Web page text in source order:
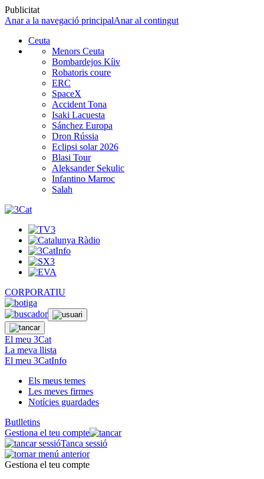
Publicitat
Anar a la navegació principalAnar al contingut
Ceuta
Menors Ceuta
Bombardejos Kíiv
Robatoris coure
ERC
SpaceX
Accident Tona
Isaki Lacuesta
Sánchez Europa
Dron Rússia
Eclipsi solar 2026
Blasi Tour
Aleksander Sekulic
Infantino Marroc
Salah
CORPORATIU
El meu 3Cat
La meva llista
El meu 3CatInfo
Els meus temes
Les meves firmes
Notícies guardades
Butlletins
Gestiona el teu compte
Tanca sessió
Gestiona el teu compte